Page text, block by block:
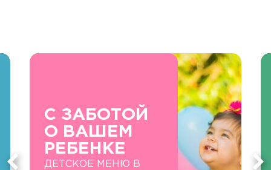
С ЗАБОТОЙ
О ВАШЕМ
РЕБЕНКЕ
ДЕТСКОЕ МЕНЮ В